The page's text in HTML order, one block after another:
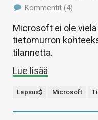
Kommentit (4)
Microsoft ei ole
tietomurron
tilannetta.
Lue lisää
Lapsus$ Microsoft